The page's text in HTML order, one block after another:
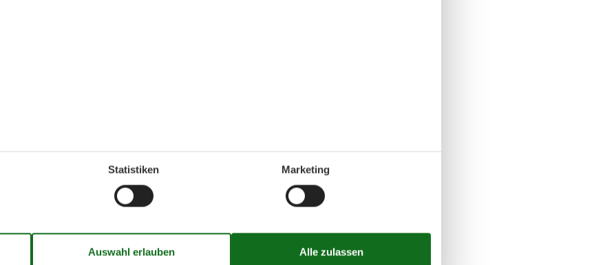
Heizung
Kühlschrank
Mehrere Schlafzimmer
Statistiken Marketing